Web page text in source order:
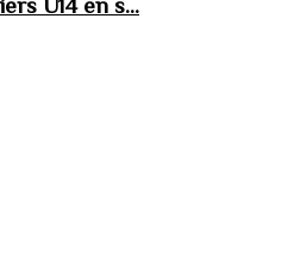
U14 en s...